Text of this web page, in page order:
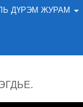
ДҮРЭМ ЖУРАМ